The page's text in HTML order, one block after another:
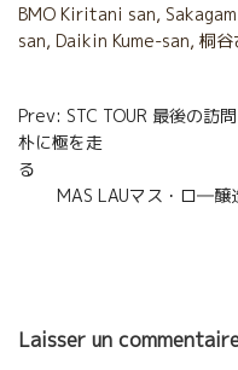
BMO Kiritani san,
san, Daikin Kume-san, 桐谷
Navigation
de
l’article
Prev: STC TOUR 最後の訪
朴に極を走
MAS LAUマス・ロ―醸
Laisser un